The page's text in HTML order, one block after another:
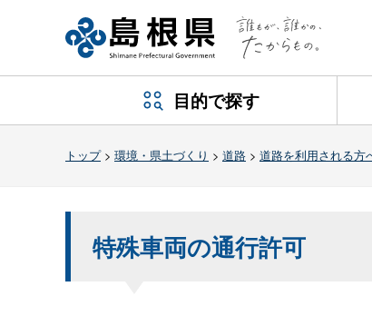
目的で探す
トップ> 環境・県土づくり > 道路 > 道路を利用される方
特殊車両の通行許可